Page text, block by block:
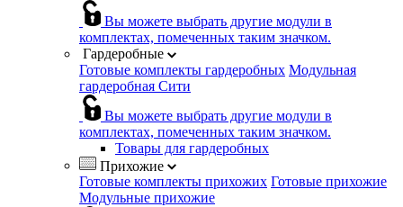
Вы можете выбрать другие модули в
комплектах, помеченных таким значком.
Гардеробные
Готовые комплекты гардеробных Модульная
гардеробная Сити
Вы можете выбрать другие модули в
комплектах, помеченных таким значком.
Товары для гардеробных
Прихожие
Готовые комплекты прихожих Готовые прихожие
Модульные прихожие